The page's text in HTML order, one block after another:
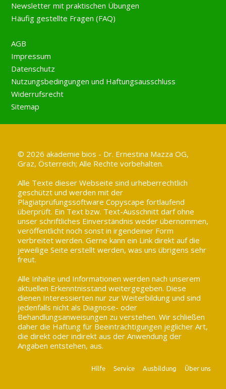
Newsletter mit praktischen Übungen
Häufig gestellte Fragen (FAQ)
AGB
Impressum
Datenschutz
Nutzungsbedingungen und Haftungsausschluss
Widerrufsrecht
Sitemap
© 2026 akademie bios - Dr. Ernestina Mazza OG,
Graz, Österreich; Alle Rechte vorbehalten.
Alle Texte dieser Webseite sind urheberrechtlich
geschützt und werden mit der
Plagiatprüfungssoftware Copyscape fortlaufend
überprüft. Ein Text bzw. Text-Ausschnitt darf ohne
unser schriftliches Einverständnis weder übernommen,
veröffentlicht noch sonst in irgendeiner Form
verbreitet werden. Gerne kann ein Link direkt auf die
jeweilige Seite erstellt werden, was uns übrigens sehr
freut.
Alle Inhalte und Informationen werden nach unserem
aktuellen Erkenntnisstand weitergegeben. Diese
dienen Interessierten nur zur Weiterbildung und sind
jedenfalls nicht als Diagnose- oder
Behandlungsanweisungen zu verstehen. Wir schließen
daher die Haftung für Beeinträchtigungen jeglicher Art,
die direkt oder indirekt aus der Anwendung der
Angaben entstehen, aus.
Hilfe Service Ausbildung Über uns